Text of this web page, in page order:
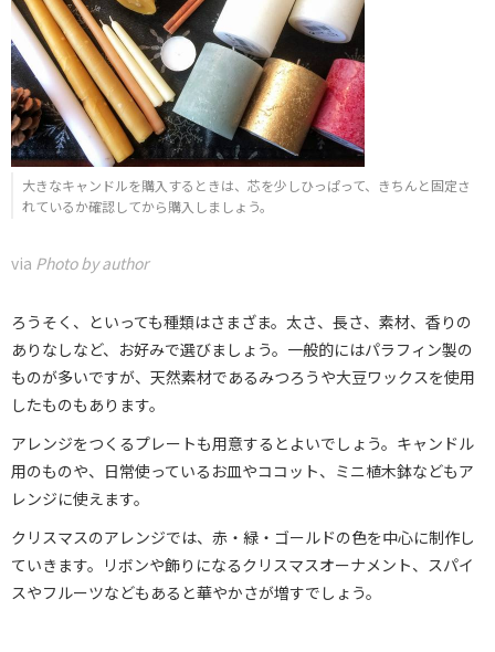
大きなキャンドルを購入するときは、芯を少しひっぱって、きちんと固定さ
れているか確認してから購入しましょう。
via Photo by author
ろうそく、といっても種類はさまざま。太さ、長さ、素材、香りの
ありなしなど、お好みで選びましょう。一般的にはパラフィン製の
ものが多いですが、天然素材であるみつろうや大豆ワックスを使用
したものもあります。
アレンジをつくるプレートも用意するとよいでしょう。キャンドル
用のものや、日常使っているお皿やココット、ミニ植木鉢などもア
レンジに使えます。
クリスマスのアレンジでは、赤・緑・ゴールドの色を中心に制作し
ていきます。リボンや飾りになるクリスマスオーナメント、スパイ
スやフルーツなどもあると華やかさが増すでしょう。